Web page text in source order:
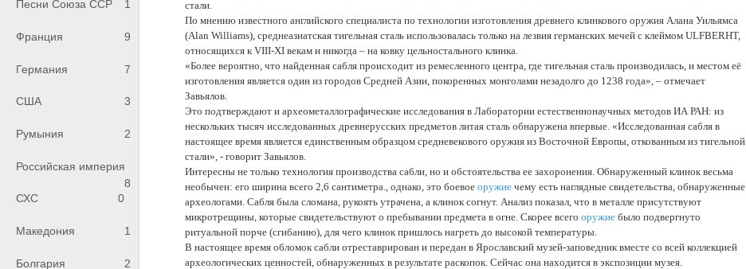
Песни Союза ССР 1
Франция 9
Германия 7
США 3
Румыния 2
Российская империя
8
СХС
0
Македония 1
Болгария 2
стали.
По мнению известного английского специалиста по технологии изготовления древнего клинкового оружия Алана Уильямса
(Alan Williams), среднеазиатская тигельная сталь использовалась только на лезвия германских мечей с клеймом ULFBERHT,
относящихся к VIII-XI векам и никогда – на ковку цельностального клинка.
«Более вероятно, что найденная сабля происходит из ремесленного центра, где тигельная сталь производилась, и местом её
изготовления является один из городов Средней Азии, покоренных монголами незадолго до 1238 года», – отмечает
Завьялов.
Это подтверждают и археометаллографические исследования в Лаборатории естественнонаучных методов ИА РАН: из
нескольких тысяч исследованных древнерусских предметов литая сталь обнаружена впервые. «Исследованная сабля в
настоящее время является единственным образцом средневекового оружия из Восточной Европы, откованным из тигельной
стали», - говорит Завьялов.
Интересны не только технология производства сабли, но и обстоятельства ее захоронения. Обнаруженный клинок весьма
необычен: его ширина всего 2,6 сантиметра., однако, это боевоеоружие чему есть наглядные свидетельства, обнаруженные
археологами. Сабля была сломана, рукоять утрачена, а клинок согнут. Анализ показал, что в металле присутствуют
микротрещины, которые свидетельствуют о пребывании предмета в огне. Скорее всегооружие было подвергнуто
ритуальной порче (сгибанию), для чего клинок пришлось нагреть до высокой температуры.
В настоящее время обломок сабли отреставрирован и передан в Ярославский музей-заповедник вместе со всей коллекцией
археологических ценностей, обнаруженных в результате раскопок. Сейчас она находится в экспозиции музея.